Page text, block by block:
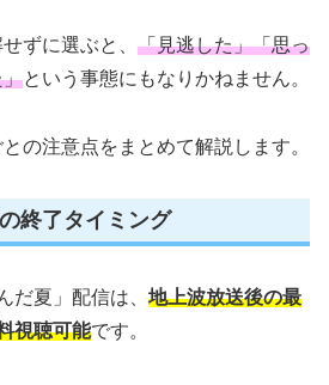
ずに選ぶと、 「見逃した」「思っ
」という事態にもなりかねません。
の注意点をまとめて解説します。
終了タイミング
だ夏」配信は、 地上波放送後の最
視聴可能です。